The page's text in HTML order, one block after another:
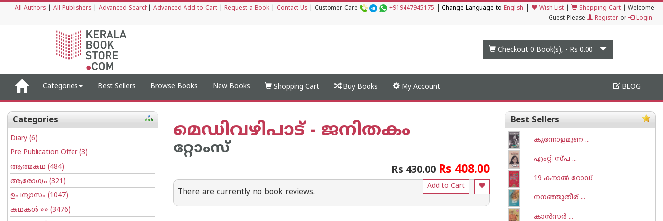
All Authors All Publishers Advanced Search Advanced Add to Cart Request a Book Contact Us Customer Care +919447945175 Change Language to English Wish List Shopping Cart
Welcome
Guest Please
Register or Login
Checkout 0 Book(s), - Rs 0.00
Categories Best Sellers Browse Books New Books Shopping Cart Buy Books My Account BLOG
Categories
Diary (6)
Pre Publication Offer(3)
ആത്മകഥ (484)
ആരോഗ്യം (321)
ഉപന്യാസം (1047)
കഥകള്‍ »» (3476)
മെഡിവഴിപാട് - ജനിതകം
റ്റോംസ്
Rs 430.00 Rs 408.00
Add to Cart
There are currently no book reviews.
Best Sellers
കുന്നോളമുണ ...
എംറ്റി സ്പ ...
19 കനാല്‍ റോഡ്
നനഞ്ഞുതീര് ...
കാന്‍സര്‍ ...